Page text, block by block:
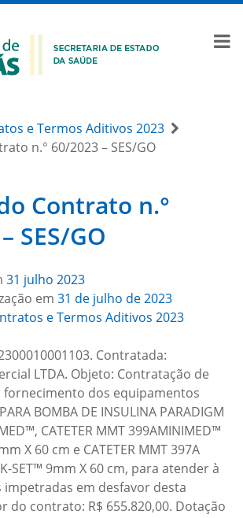
e Termos Aditivos 2023
n.° 60/2023 – SES/GO
Contrato n.°
SES/GO
31 julho 2023
em 31 de julho de 2023
e Termos Aditivos 2023
Contratada:
LTDA. Objeto: Contratação de
fornecimento dos equipamentos
BOMBA DE INSULINA PARADIGM
CATETER MMT 399AMINIMED™
X 60 cm e CATETER MMT 397A
SET™ 9mm X 60 cm, para atender à
impetradas em desfavor desta
do contrato: R$ 655.820,00. Dotação